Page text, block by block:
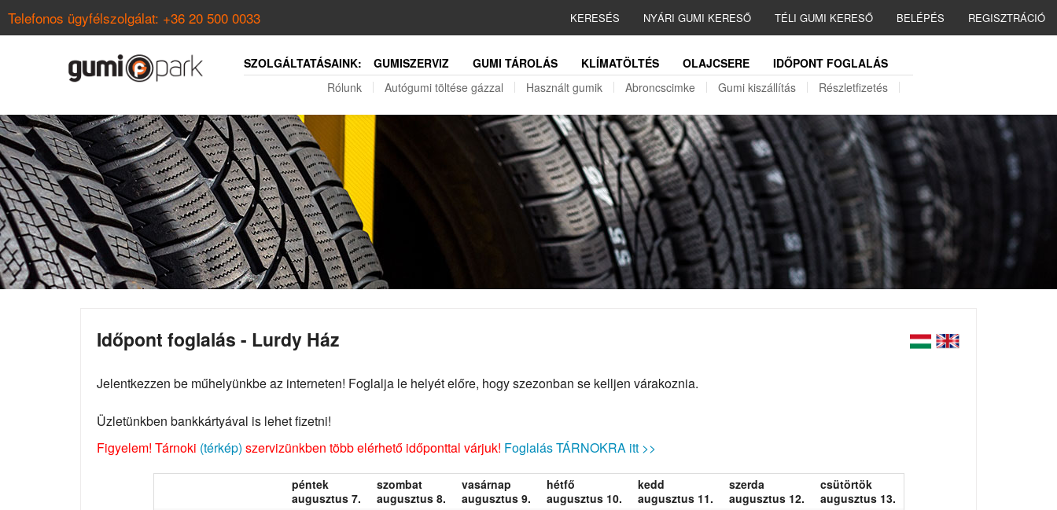
Telefonos ügyfélszolgálat: +36 20 500 0033 KERESÉS NYÁRI GUMI KERESŐ TÉLI GUMI KERESŐ BELÉPÉS REGISZTRÁCIÓ
SZOLGÁLTATÁSAINK: GUMISZERVIZ GUMI TÁROLÁS KLÍMATÖLTÉS OLAJCSERE
IDŐPONT FOGLALÁS
Rólunk
Autógumi töltése gázzal Használt gumik Abroncscimke Gumi kiszállítás Részletfizetés
Időpont foglalás - Lurdy Ház
Jelentkezzen be műhelyünkbe az interneten! Foglalja le helyét előre, hogy szezonban se kelljen várakoznia.
Üzletünkben bankkártyával is lehet fizetni!
Figyelem! Tárnoki (térkép) szervizünkben több elérhető időponttal várjuk! Foglalás TÁRNOKRA itt >>
péntek
augusztus 7.
szombat
augusztus 8.
vasárnap
augusztus 9.
hétfő
augusztus 10.
kedd
augusztus 11.
szerda
augusztus 12.
csütörtök
augusztus 13.